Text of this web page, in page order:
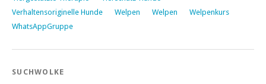
Verhaltensoriginelle Hunde
Welpen Welpen
Welpenkurs
WhatsAppGruppe
SUCHWOLKE